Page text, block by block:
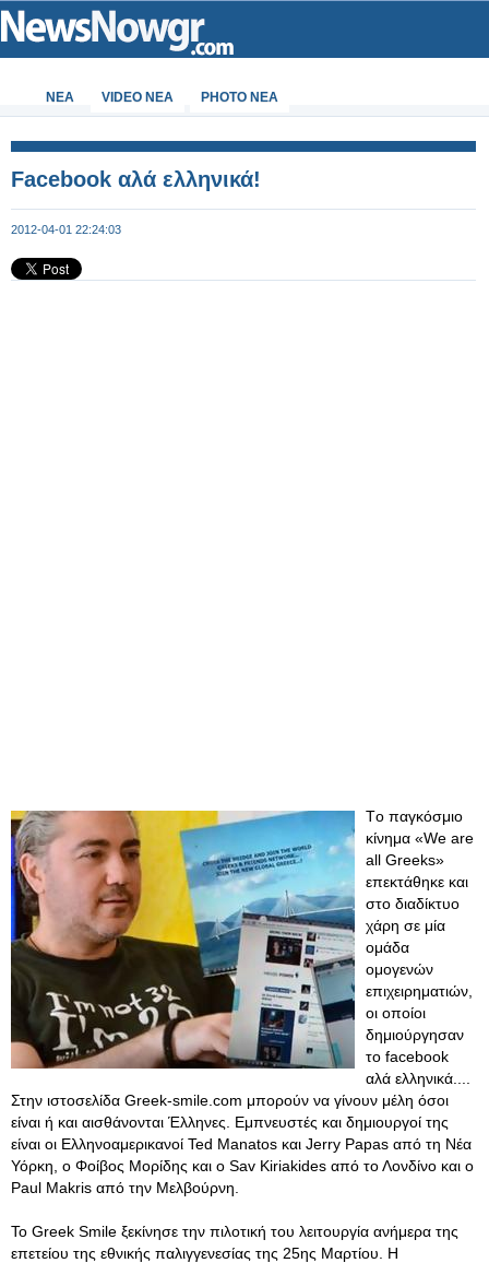
ΝΕΑ VIDEO NEA PHOTO NEA
Facebook αλά ελληνικά!
2012-04-01 22:24:03
Tο παγκόσμιο
κίνημα «We are
all Greeks»
επεκτάθηκε και
στο διαδίκτυο
χάρη σε μία
ομάδα
ομογενών
επιχειρηματιών,
οι οποίοι
δημιούργησαν
το facebook
αλά ελληνικά....
Στην ιστοσελίδα Greek-smile.com μπορούν να γίνουν μέλη όσοι
είναι ή και αισθάνονται Έλληνες. Εμπνευστές και δημιουργοί της
είναι οι Ελληνοαμερικανοί Ted Manatos και Jerry Papas από τη Νέα
Υόρκη, ο Φοίβος Μορίδης και o Sav Kiriakides από το Λονδίνο και ο
Paul Makris από την Μελβούρνη.
Το Greek Smile ξεκίνησε την πιλοτική του λειτουργία ανήμερα της
επετείου της εθνικής παλιγγενεσίας της 25ης Μαρτίου. Η